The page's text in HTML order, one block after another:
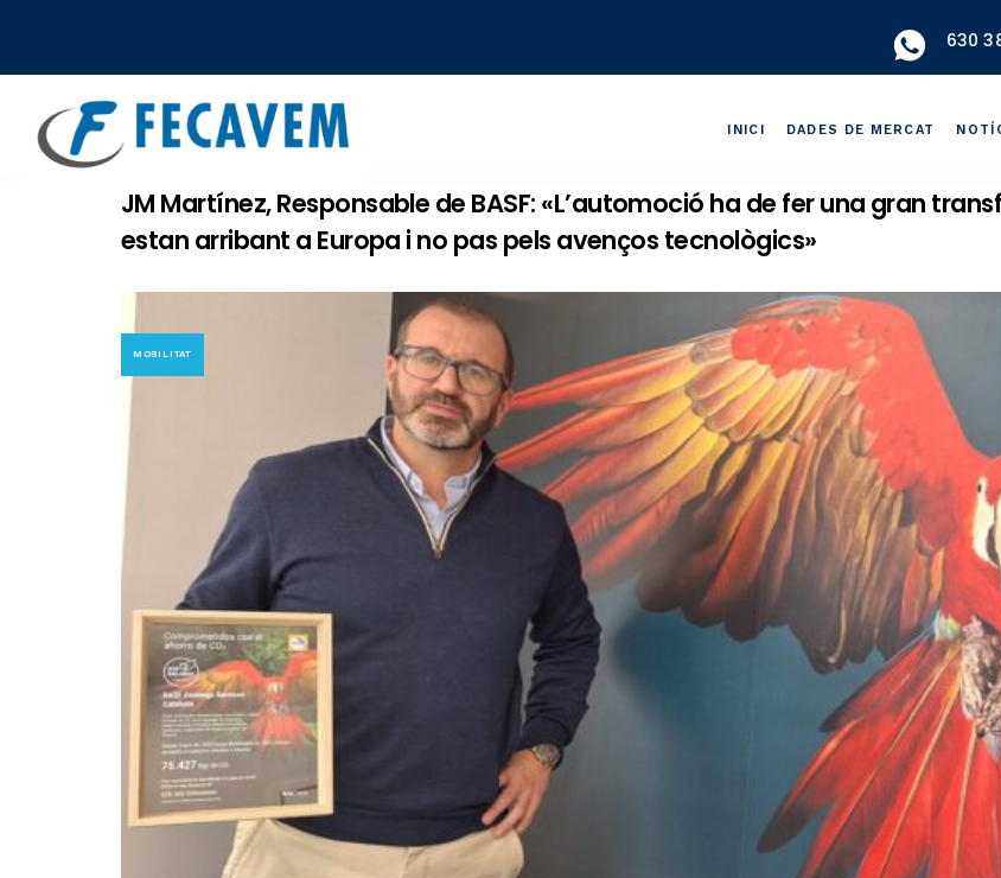
navigation
630
INICI DADES DE MERCAT
JM Martínez, Responsable de BASF: «L’automoció ha de fer una gran
estan arribant a Europa i no pas pels avenços tecnològics»
MOBILITAT